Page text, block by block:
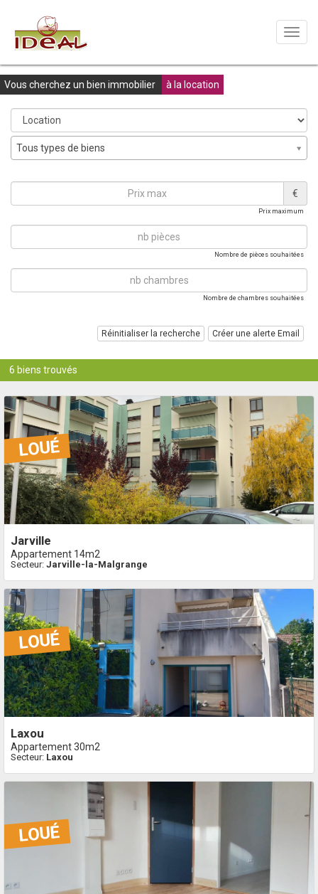
Vous cherchez un bien immobilier à la location
Tous types de biens
€
Prix maximum
Nombre de pièces souhaitées
Nombre de chambres souhaitées
Créer une alerte Email
Réinitialiser la recherche
6 biens trouvés
jarville
Appartement 14m2
Secteur: Jarville-la-Malgrange
laxou
Appartement 30m2
Secteur: Laxou